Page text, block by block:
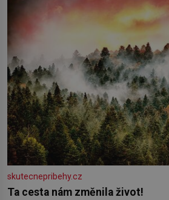
skutecnepribehy.cz
Ta cesta nám změnila život!